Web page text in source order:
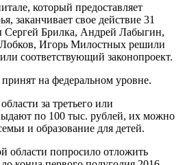
который предоставляет
заканчивает свое действие 31
Сергей Брилка, Андрей Лабыгин,
Игорь Милостных решили
соответствующий законопроект.
на федеральном уровне.
за третьего или
по 100 тыс. рублей, их можно
и образование для детей.
области попросило отложить